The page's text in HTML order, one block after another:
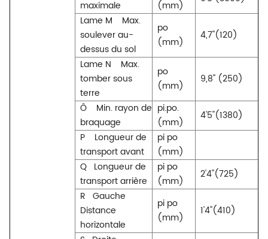
maximale
(mm)
Lame M
Max.
soulever au-
dessus du sol
po
(mm)
4,7''(120)
Lame N
Max.
tomber sous
terre
po
(mm)
9,8'' (250)
Ô
Min. rayon de
braquage
pi.po.
(mm)
4'5''(1380)
P
Longueur de
transport avant
pi po
(mm)
Q Longueur de
transport arrière
pi po
(mm)
2'4''(725)
R Gauche
Distance
horizontale
pi po
(mm)
1'4''(410)